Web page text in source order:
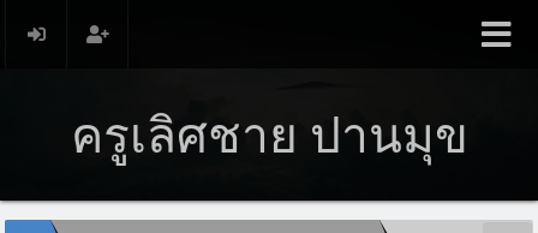
ครูเลิศชาย ปานมุข